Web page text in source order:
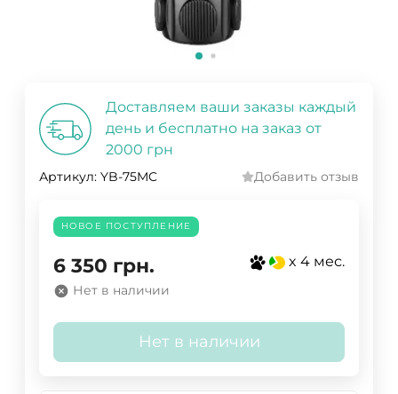
Доставляем ваши заказы каждый
день и бесплатно на заказ от
2000 грн
Артикул: YB-75MC Добавить отзыв
НОВОЕ ПОСТУПЛЕНИЕ
6 350 грн. x 4 мес.
Нет в наличии
Нет в наличии